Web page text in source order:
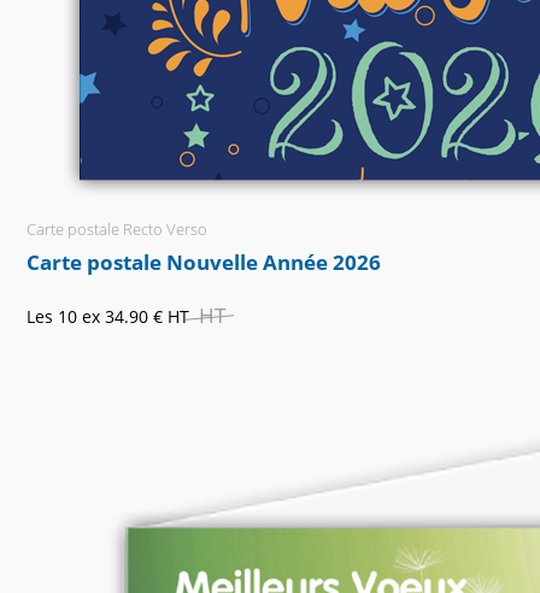
Carte postale Recto Verso
Carte postale Nouvelle Année 2026
Les 10 ex 34.90 € HT HT